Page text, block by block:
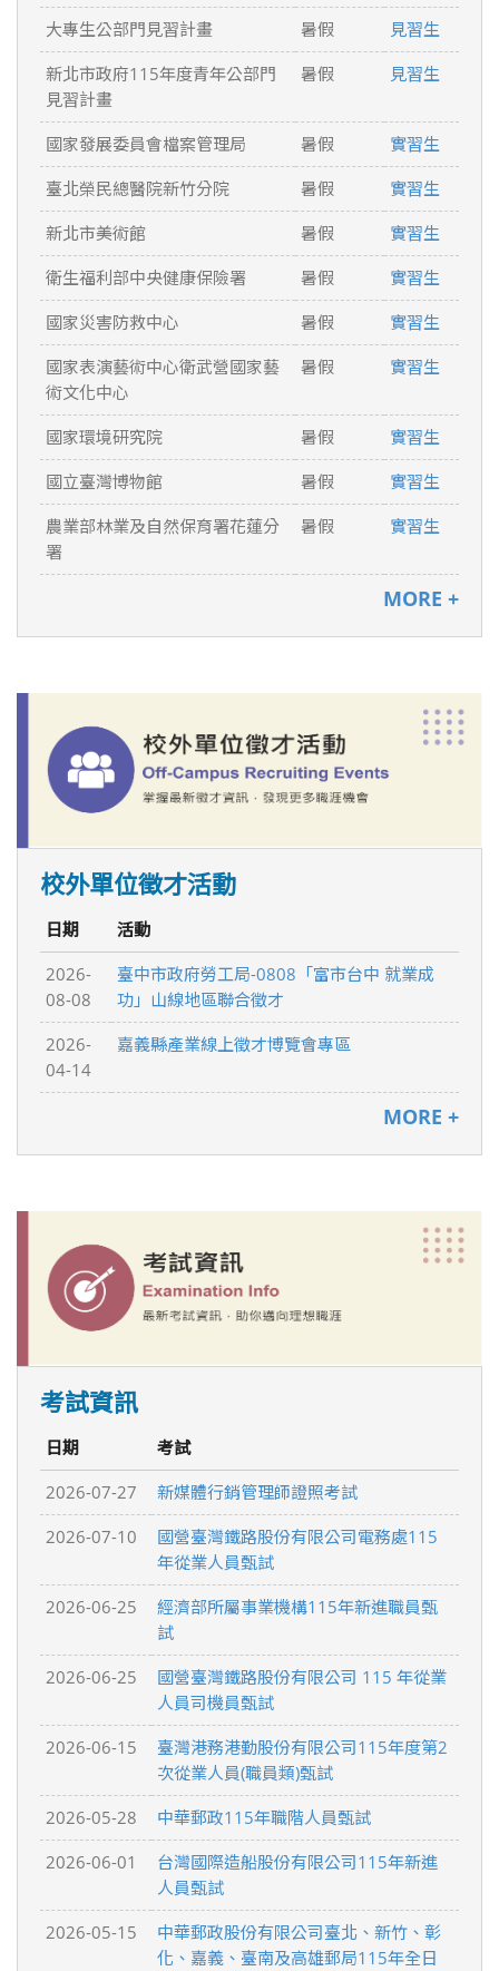
大專生公部門見習計畫 暑假
見習生
新北市政府115年度青年公部門
見習計畫
暑假 見習生
國家發展委員會檔案管理局 暑假
實習生
臺北榮民總醫院新竹分院
暑假
實習生
新北市美術館
暑假
實習生
衛生福利部中央健康保險署
暑假
實習生
國家災害防救中心
暑假
實習生
國家表演藝術中心衛武營國家藝
術文化中心
暑假 實習生
國家環境研究院 暑假
實習生
國立臺灣博物館
暑假
實習生
農業部林業及自然保育署花蓮分
署
暑假 實習生
MORE +
校外單位徵才活動
日期
活動
2026-
08-08
臺中市政府勞工局-0808「富市台中 就業成
功」山線地區聯合徵才
2026-
04-14
嘉義縣產業線上徵才博覽會專區
MORE +
考試資訊
日期
考試
2026-07-27
新媒體行銷管理師證照考試
2026-07-10
國營臺灣鐵路股份有限公司電務處115
年從業人員甄試
2026-06-25
經濟部所屬事業機構115年新進職員甄
試
2026-06-25
國營臺灣鐵路股份有限公司 115 年從業
人員司機員甄試
2026-06-15
臺灣港務港勤股份有限公司115年度第2
次從業人員(職員類)甄試
2026-05-28
中華郵政115年職階人員甄試
2026-06-01
台灣國際造船股份有限公司115年新進
人員甄試
2026-05-15
中華郵政股份有限公司臺北、新竹、彰
化、嘉義、臺南及高雄郵局115年全日